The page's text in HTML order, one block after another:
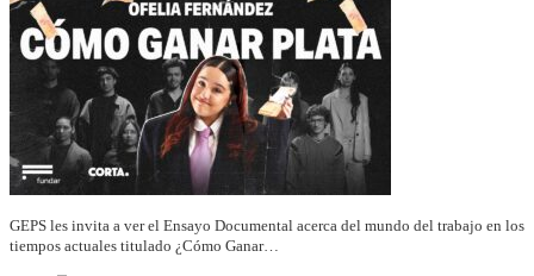
GEPS les invita a ver el Ensayo Documental acerca del mundo del trabajo en los
tiempos actuales titulado ¿Cómo Ganar…